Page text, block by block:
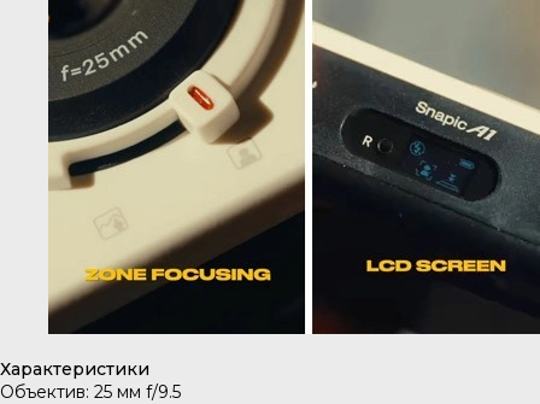
Характеристики
Объектив: 25 мм f/9.5